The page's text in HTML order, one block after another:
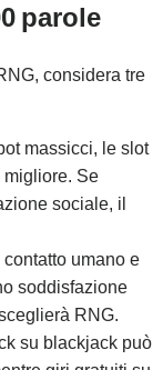
parole
considera tre
massicci, le slot
Se
sociale, il
umano e
soddisfazione
RNG.
su blackjack può